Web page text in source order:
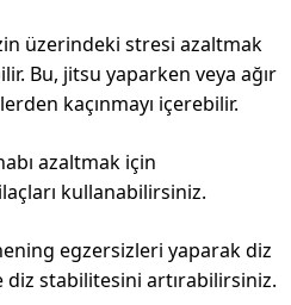
üzerindeki stresi azaltmak
Bu, jitsu yaparken veya ağır
kaçınmayı içerebilir.
azaltmak için
kullanabilirsiniz.
egzersizleri yaparak diz
diz stabilitesini artırabilirsiniz.